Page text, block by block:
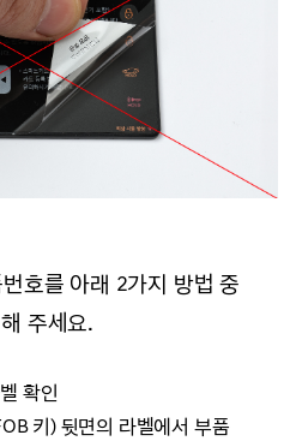
호를 아래 2가지 방법 중
주세요.
확인
키) 뒷면의 라벨에서 부품